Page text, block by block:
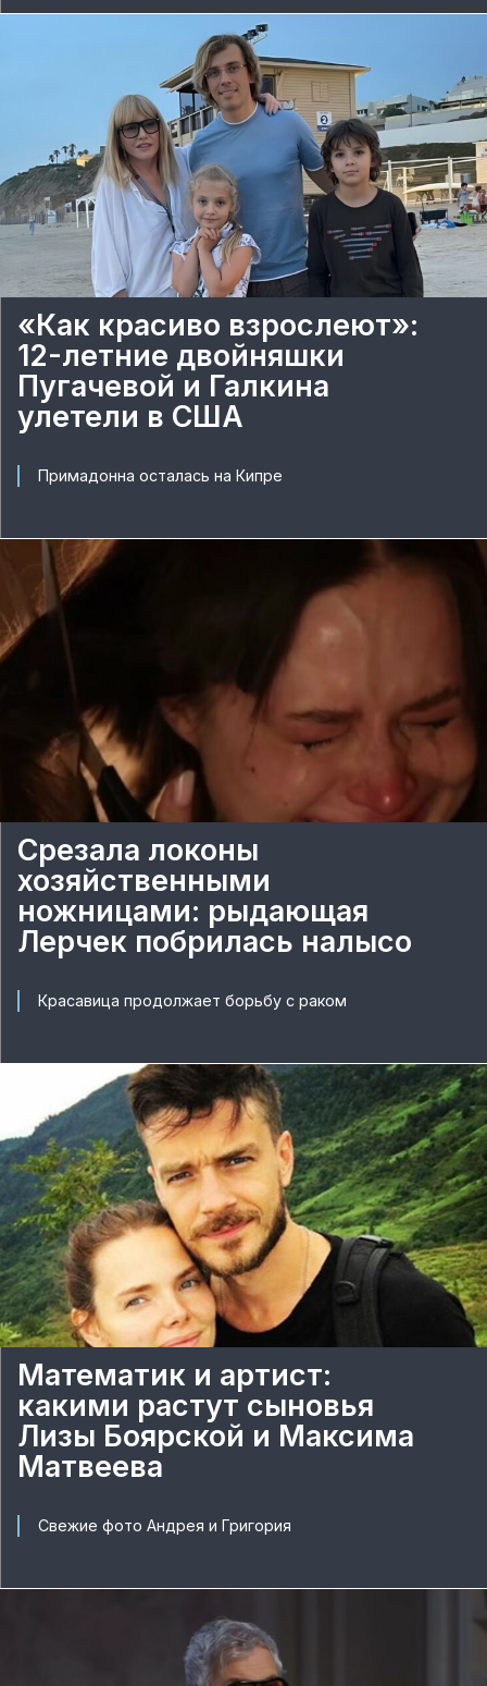
«Как красиво взрослеют»:
12-летние двойняшки
Пугачевой и Галкина
улетели в США
Примадонна осталась на Кипре
Срезала локоны
хозяйственными
ножницами: рыдающая
Лерчек побрилась налысо
Красавица продолжает борьбу с раком
Математик и артист:
какими растут сыновья
Лизы Боярской и Максима
Матвеева
Свежие фото Андрея и Григория